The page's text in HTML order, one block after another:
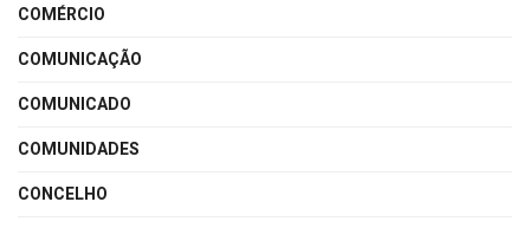
COMÉRCIO
COMUNICAÇÃO
COMUNICADO
COMUNIDADES
CONCELHO